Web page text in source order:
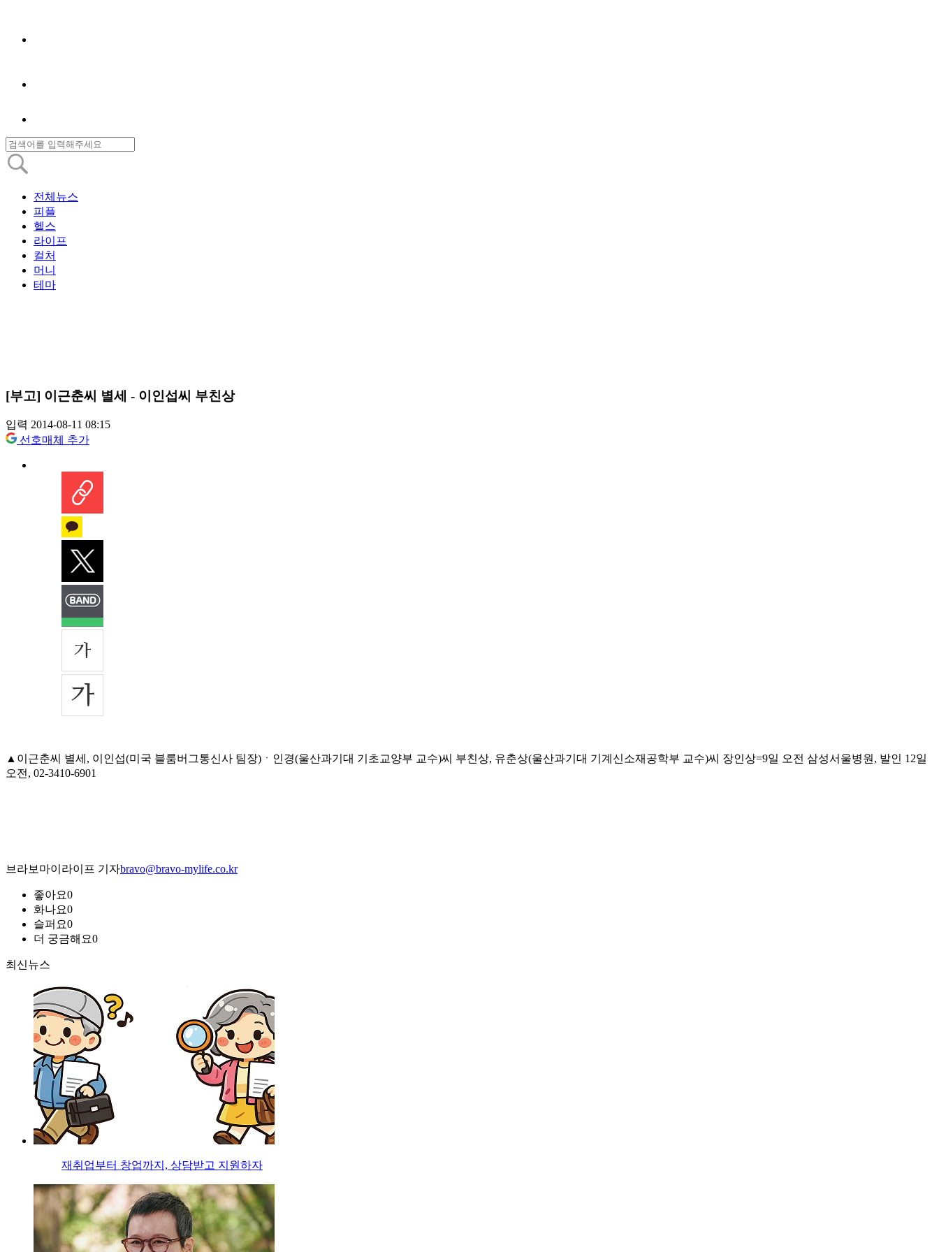
전체뉴스
피플
헬스
라이프
컬처
머니
테마
[부고] 이근춘씨 별세 - 이인섭씨 부친상
입력 2014-08-11 08:15
선호매체 추가
▲이근춘씨 별세, 이인섭(미국 블룸버그통신사 팀장)ㆍ인경(울산과기대 기초교양부 교수)씨 부친상, 유춘상(울산과기대 기계신소재공학부 교수)씨 장인상=9일 오전 삼성서울병원, 발인 12일
오전, 02-3410-6901
브라보마이라이프 기자bravo@bravo-mylife.co.kr
좋아요0
화나요0
슬퍼요0
더 궁금해요0
최신뉴스
재취업부터 창업까지, 상담받고 지원하자